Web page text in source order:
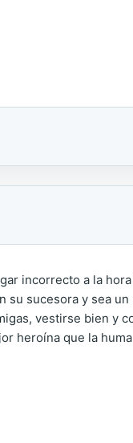
incorrecto a la
sucesora y sea
vestirse bien y
heroína que la